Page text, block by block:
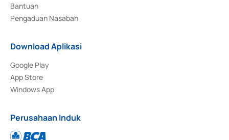
Bantuan
Pengaduan Nasabah
Download Aplikasi
Google Play
App Store
Windows App
Perusahaan Induk